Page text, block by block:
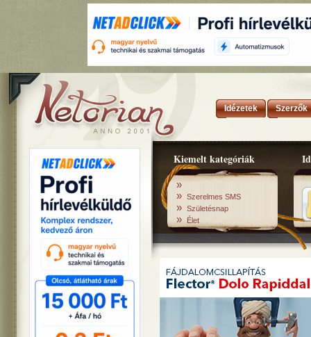
Idézetek Szerzők
Kiemelt kategóriák
»
» Szerelmes SMS
» Születésnap
» Élet